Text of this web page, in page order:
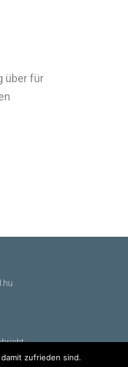
über für
zufrieden sind.